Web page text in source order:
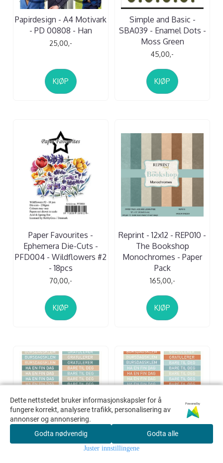
Papirdesign - A4 Motivark
- PD 00808 - Han
25,00,-
KJØP
Simple and Basic -
SBA039 - Enamel Dots -
Moss Green
45,00,-
KJØP
Paper Favourites -
Ephemera Die-Cuts -
PFD004 - Wildflowers #2
- 18pcs
70,00,-
KJØP
Reprint - 12x12 - REP010 -
The Bookshop
Monochromes - Paper
Pack
165,00,-
KJØP
Dette nettstedet bruker informasjonskapsler for å
fungere korrekt, analysere trafikk, personalisering av
annonser og annonsering.
Powered by
Godta nødvendig Godta alle
Juster innstillingene
Dette nettstedet bruker informasjonskapsler for å
fungere korrekt, analysere trafikk, personalisering av
annonser og annonsering.
Powered by
Godta nødvendig Godta alle
Juster innstillingene